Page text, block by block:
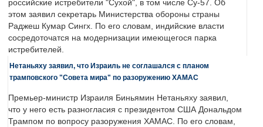
российские истребители "Сухой", в том числе Су-57. Об
этом заявил секретарь Министерства обороны страны
Раджеш Кумар Сингх. По его словам, индийские власти
сосредоточатся на модернизации имеющегося парка
истребителей.
Нетаньяху заявил, что Израиль не соглашался с планом
трамповского "Совета мира" по разоружению ХАМАС
Премьер-министр Израиля Биньямин Нетаньяху заявил,
что у него есть разногласия с президентом США Дональдом
Трампом по вопросу разоружения ХАМАС. По его словам,